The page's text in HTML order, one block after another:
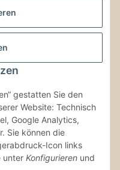
gestatten Sie den
Website: Technisch
Google Analytics,
Sie können die
Icon links
unter Konfigurieren und